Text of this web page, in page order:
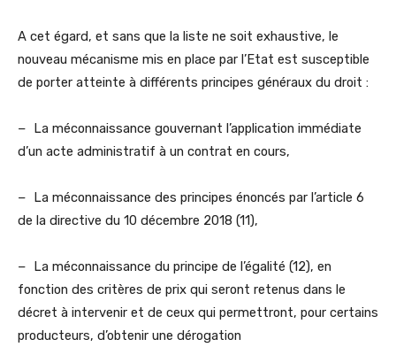
A cet égard, et sans que la liste ne soit exhaustive, le
nouveau mécanisme mis en place par l’Etat est susceptible
de porter atteinte à différents principes généraux du droit :
− La méconnaissance gouvernant l’application immédiate
d’un acte administratif à un contrat en cours,
− La méconnaissance des principes énoncés par l’article 6
de la directive du 10 décembre 2018 (11),
− La méconnaissance du principe de l’égalité (12), en
fonction des critères de prix qui seront retenus dans le
décret à intervenir et de ceux qui permettront, pour certains
producteurs, d’obtenir une dérogation